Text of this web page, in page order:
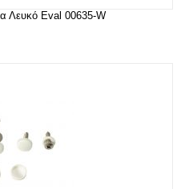
Λευκό Eval 00635-W